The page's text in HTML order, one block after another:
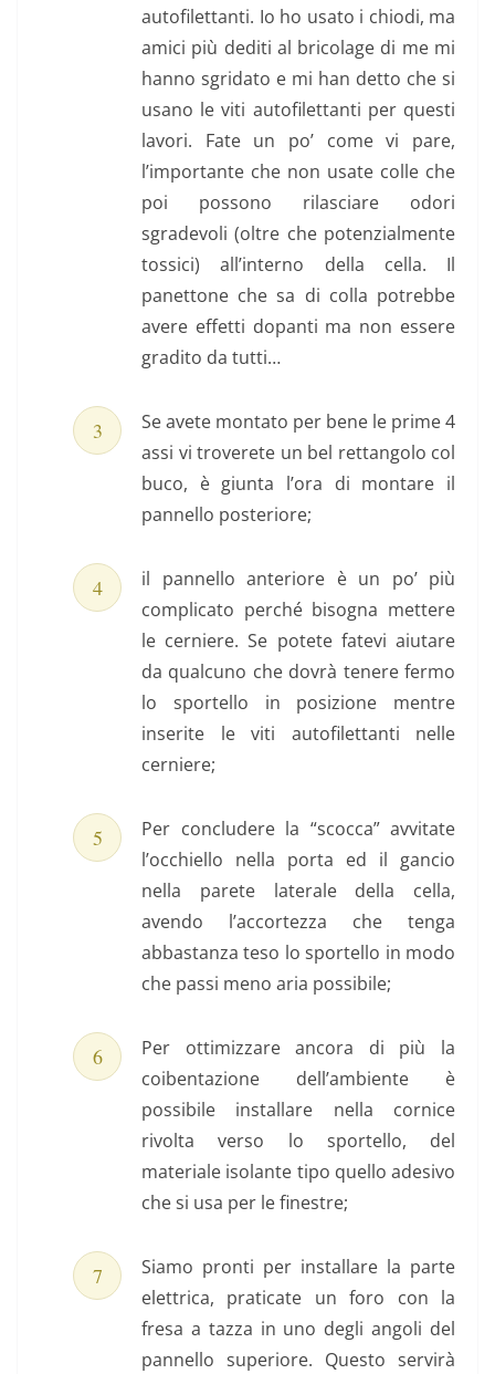
autofilettanti. Io ho usato i chiodi, ma
amici più dediti al bricolage di me mi
hanno sgridato e mi han detto che si
usano le viti autofilettanti per questi
lavori. Fate un po’ come vi pare,
l’importante che non usate colle che
poi possono rilasciare odori
sgradevoli (oltre che potenzialmente
tossici) all’interno della cella. Il
panettone che sa di colla potrebbe
avere effetti dopanti ma non essere
gradito da tutti…
Se avete montato per bene le prime 4
assi vi troverete un bel rettangolo col
buco, è giunta l’ora di montare il
pannello posteriore;
il pannello anteriore è un po’ più
complicato perché bisogna mettere
le cerniere. Se potete fatevi aiutare
da qualcuno che dovrà tenere fermo
lo sportello in posizione mentre
inserite le viti autofilettanti nelle
cerniere;
Per concludere la “scocca” avvitate
l’occhiello nella porta ed il gancio
nella parete laterale della cella,
avendo l’accortezza che tenga
abbastanza teso lo sportello in modo
che passi meno aria possibile;
Per ottimizzare ancora di più la
coibentazione dell’ambiente è
possibile installare nella cornice
rivolta verso lo sportello, del
materiale isolante tipo quello adesivo
che si usa per le finestre;
Siamo pronti per installare la parte
elettrica, praticate un foro con la
fresa a tazza in uno degli angoli del
pannello superiore. Questo servirà